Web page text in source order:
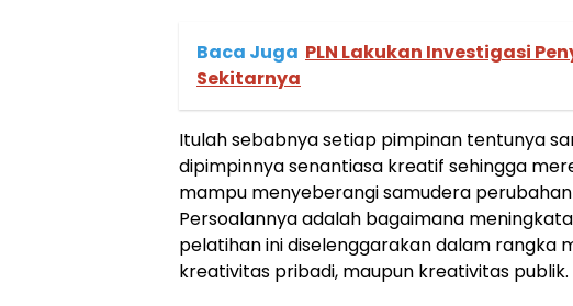
Baca Juga PLN Lakukan Investigasi
Sekitarnya
Itulah sebabnya setiap pimpinan tentunya
dipimpinnya senantiasa kreatif sehingga
mampu menyeberangi samudera
Persoalannya adalah bagaimana
pelatihan ini diselenggarakan dalam rangka
kreativitas pribadi, maupun kreativitas publik.